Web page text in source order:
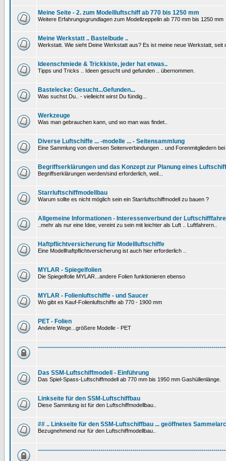
Meine Seite - 2. zum Modellluftschiff ab 770 bis 1250 mm
Weitere Erfahrungsgrundlagen zum Modellzeppelin ab 770 mm bis 1250 mm
Meine Werkstatt .. Bastelbude ..
Werkstatt. Wie sieht Deine Werkstatt aus? Es ist meine neue Werkstatt, seit
Ideenschmiede & Trickkiste, jeder hat etwas..
Tipps und Tricks .. Ideen gesucht und gefunden .. übernommen.
Bastelecke: Gesucht...Gefunden...
Was suchst Du.. - vielleicht wirst Du fündig...
Werkzeuge
Was man gebrauchen kann, und wo man was findet..
Diverse Luftschiffe ... -modelle ... - Seitensammlung
Eine Sammlung von diversen Seitenverbindungen .. und Forenmitgliedern
Begriffserklärungen und das Konzept zur Planung eines
Begriffserklärungen werden/sind erforderlich, weil...
Starrluftschiffmodellbau
Warum sollte es nicht möglich sein ein Starrluftschiffmodell zu bauen ?
Allgemeine Informationen - Interessenverbund der
..mehr als nur eine Idee, vereint zu sein mit leichter als Luft .. Luftfahrern..
Haftpflichtversicherung für Modellluftschiffe
Eine Modellhaftpflichtversicherung ist auch hier erforderlich ..
MYLAR - Spiegelfolien
Die Spiegelfolie MYLAR...andere Folien funktionieren ebenso
MYLAR - Folienluftschiffe - und Saucer
Wo gibt es Kauf-Folienluftschiffe ab 770 - 1900 mm
PET - Folien
Andere Wege...größere Modelle - PET
Das SSM-Luftschiffmodell - Einführung
Das Spiel-Spass-Luftschiffmodell ab 770 mm bis 1950 mm Gashüllenlänge.
Linkseite für den SSM-Luftschiffbau
Diese Sammlung ist für den Luftschiffmodellbau..
## .. Linkseite für den SSM-Luftschiffbau ... geöffnetes
Bezugnehmend nur für den Luftschiffmodellbau..